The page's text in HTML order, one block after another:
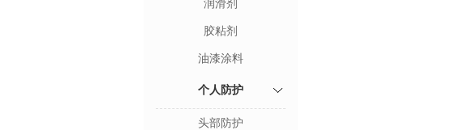
润滑剂
胶粘剂
油漆涂料
个人防护
头部防护